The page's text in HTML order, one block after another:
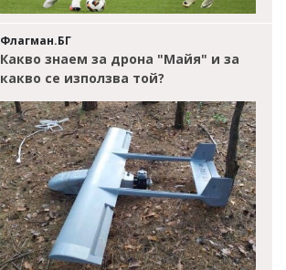
Флагман.БГ
Какво знаем за дрона "Майя" и за
какво се използва той?